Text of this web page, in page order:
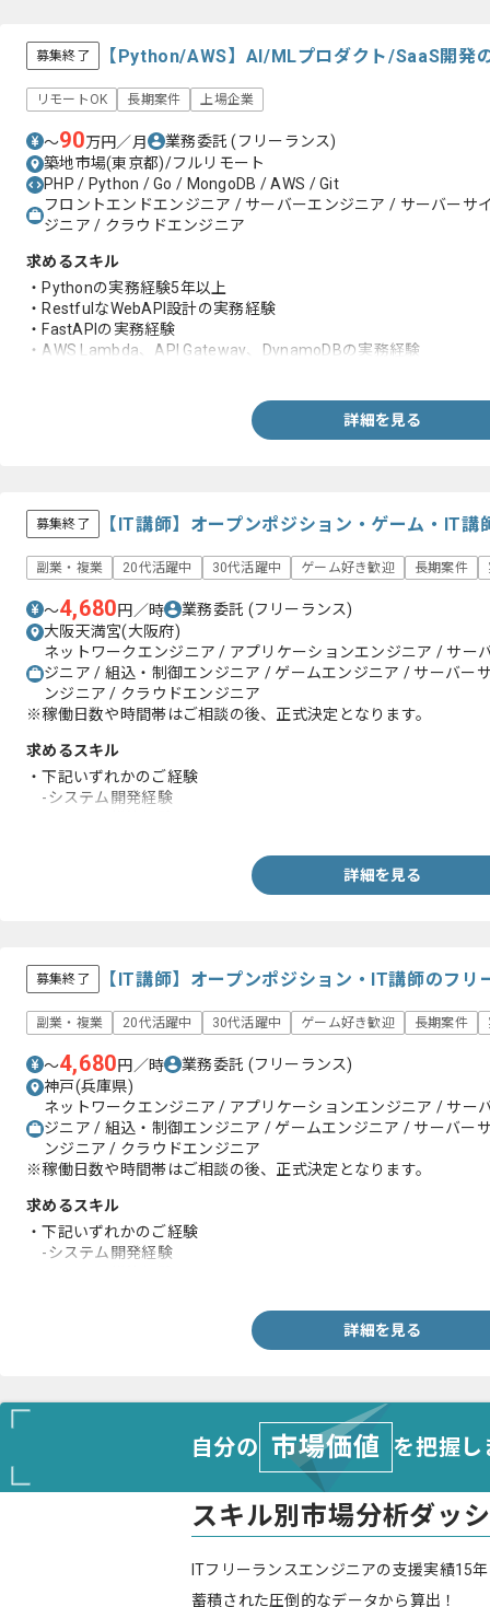
募集終了 【Python/AWS】AI/MLプロダクト/SaaS開発
リモートOK 長期案件 上場企業
〜90万円／月 業務委託(フリーランス)
築地市場(東京都)/フルリモート
PHP / Python / Go / MongoDB / AWS / Git
フロントエンドエンジニア / サーバーエンジニア / サーバーサ
ジニア / クラウドエンジニア
求めるスキル
・Pythonの実務経験5年以上
・RestfulなWebAPI設計の実務経験
・FastAPIの実務経験
・AWS Lambda、API Gateway、DynamoDBの実務経験
・GitHubを用いたチームでスクラム開発を行った実務経験
詳細を見る
募集終了 【IT講師】オープンポジション・ゲーム・IT
副業・複業 20代活躍中 30代活躍中 ゲーム好き歓迎 長期案件
〜4,680円／時 業務委託 (フリーランス)
大阪天満宮(大阪府)
ネットワークエンジニア / アプリケーションエンジニア / サー
ジニア / 組込・制御エンジニア / ゲームエンジニア / サーバー
ンジニア / クラウドエンジニア
※稼働日数や時間帯はご相談の後、正式決定となります。
求めるスキル
・下記いずれかのご経験
-システム開発経験
詳細を見る
募集終了 【IT講師】オープンポジション・IT講師のフリ
副業・複業 20代活躍中 30代活躍中 ゲーム好き歓迎 長期案件
〜4,680円／時 業務委託 (フリーランス)
神戸(兵庫県)
ネットワークエンジニア / アプリケーションエンジニア / サー
ジニア / 組込・制御エンジニア / ゲームエンジニア / サーバー
ンジニア / クラウドエンジニア
※稼働日数や時間帯はご相談の後、正式決定となります。
求めるスキル
・下記いずれかのご経験
-システム開発経験
詳細を見る
自分の 市場価値 を把握
スキル別市場分析ダッ
ITフリーランスエンジニアの支援実績15
蓄積された圧倒的なデータから算出！